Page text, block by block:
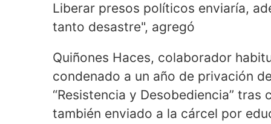
Liberar presos políticos enviaría,
tanto desastre", agregó
Quiñones Haces, colaborador
condenado a un año de privación
“Resistencia y Desobediencia”
también enviado a la cárcel por